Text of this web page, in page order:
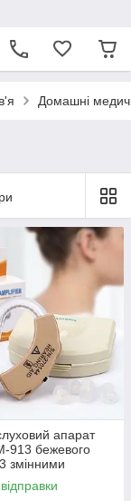
Домашні
апарат
913 бежевого
змінними
футлярі /
звуку / Заушний